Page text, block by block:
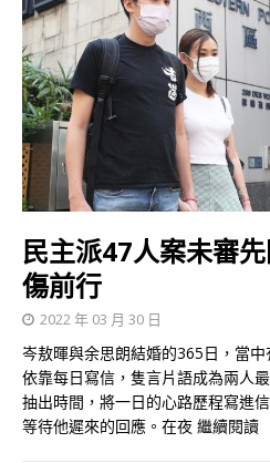
民主派47人案未審
傷前行
2022 年 03 月 30 日
岑敖暉與余思朗結婚的365日，當
依靠每日寫信，隻言片語成為兩人
抽出時間，將一日的心路歷程寫進
等待他遲來的回應。在夜 繼續閱讀